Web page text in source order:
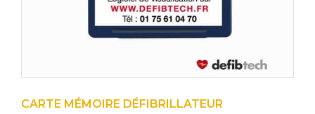
CARTE MÉMOIRE DÉFIBRILLATEUR